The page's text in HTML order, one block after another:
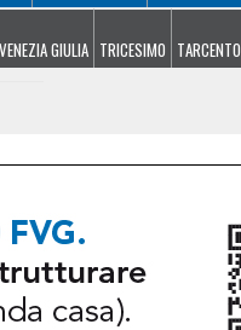
GIULIA TRICESIMO TARCENTO